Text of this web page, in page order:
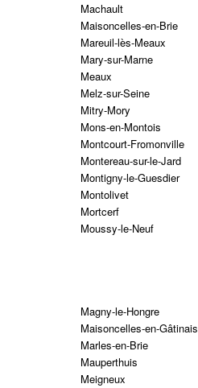
Machault
Maisoncelles-en-Brie
Mareuil-lès-Meaux
Mary-sur-Marne
Meaux
Melz-sur-Seine
Mitry-Mory
Mons-en-Montois
Montcourt-Fromonville
Montereau-sur-le-Jard
Montigny-le-Guesdier
Montolivet
Mortcerf
Moussy-le-Neuf
Magny-le-Hongre
Maisoncelles-en-Gâtinais
Marles-en-Brie
Mauperthuis
Meigneux